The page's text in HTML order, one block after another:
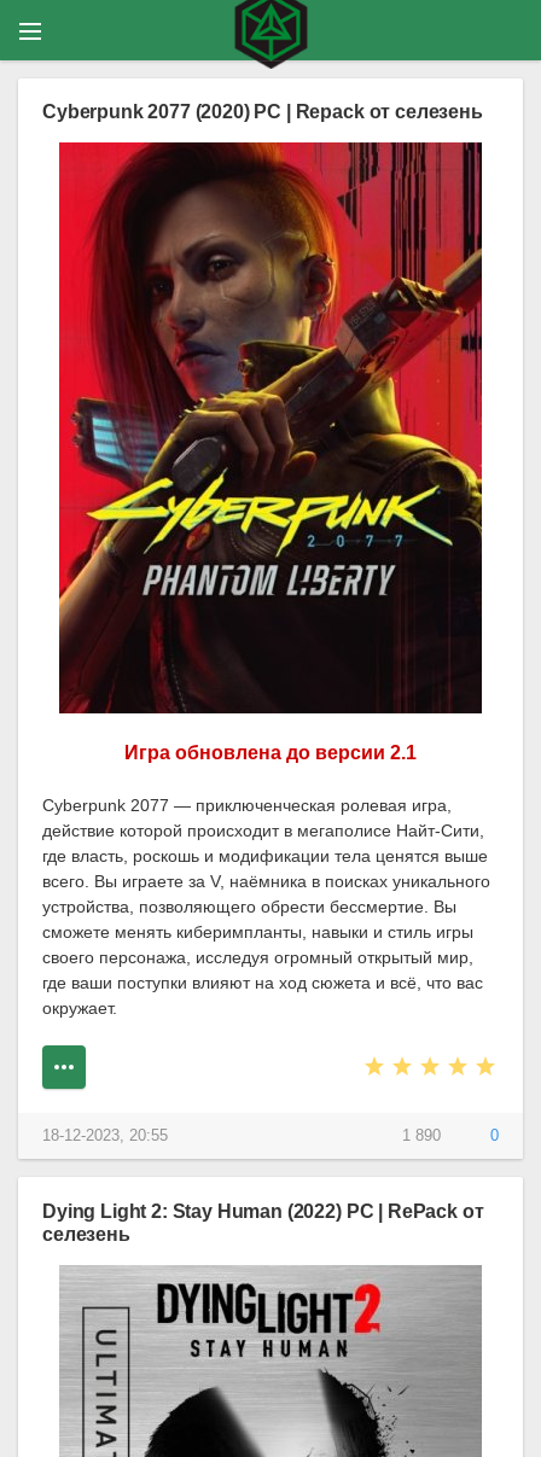
Cyberpunk 2077 (2020) PC | Repack от селезень
Игра обновлена до версии 2.1
Cyberpunk 2077 — приключенческая ролевая игра,
действие которой происходит в мегаполисе Найт-Сити,
где власть, роскошь и модификации тела ценятся выше
всего. Вы играете за V, наёмника в поисках уникального
устройства, позволяющего обрести бессмертие. Вы
сможете менять киберимпланты, навыки и стиль игры
своего персонажа, исследуя огромный открытый мир,
где ваши поступки влияют на ход сюжета и всё, что вас
окружает.
1 890 0
18-12-2023, 20:55
Dying Light 2: Stay Human (2022) PC | RePack от
селезень